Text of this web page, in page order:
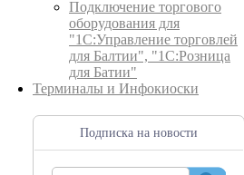
Подключение торгового
оборудования для
"1С:Управление торговлей
для Балтии", "1С:Розница
для Батии"
Терминалы и Инфокиоски
Подписка на новости